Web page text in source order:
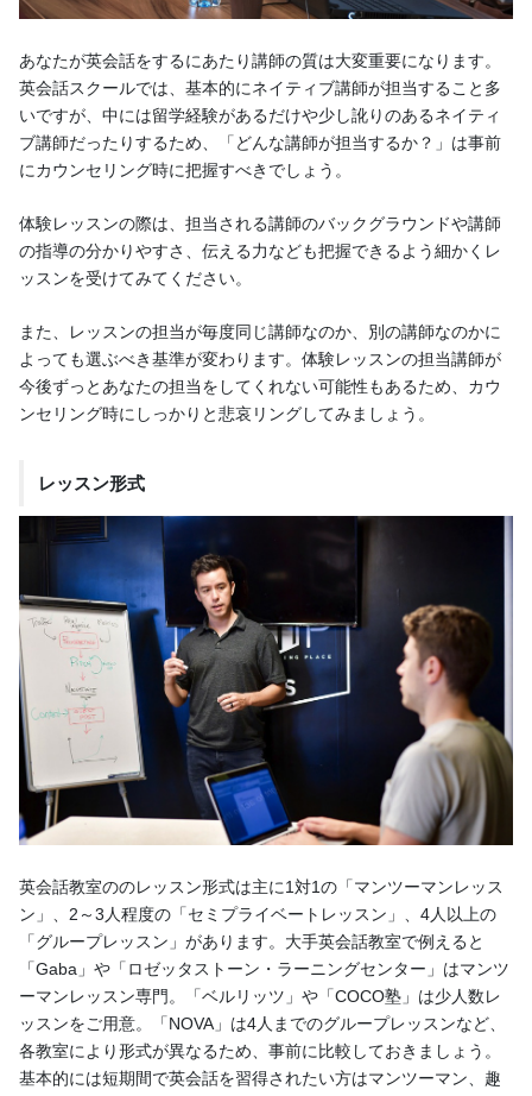
あなたが英会話をするにあたり講師の質は大変重要になります。
英会話スクールでは、基本的にネイティブ講師が担当すること多
いですが、中には留学経験があるだけや少し訛りのあるネイティ
ブ講師だったりするため、「どんな講師が担当するか？」は事前
にカウンセリング時に把握すべきでしょう。
体験レッスンの際は、担当される講師のバックグラウンドや講師
の指導の分かりやすさ、伝える力なども把握できるよう細かくレ
ッスンを受けてみてください。
また、レッスンの担当が毎度同じ講師なのか、別の講師なのかに
よっても選ぶべき基準が変わります。体験レッスンの担当講師が
今後ずっとあなたの担当をしてくれない可能性もあるため、カウ
ンセリング時にしっかりと悲哀リングしてみましょう。
レッスン形式
英会話教室ののレッスン形式は主に1対1の「マンツーマンレッス
ン」、2～3人程度の「セミプライベートレッスン」、4人以上の
「グループレッスン」があります。大手英会話教室で例えると
「Gaba」や「ロゼッタストーン・ラーニングセンター」はマンツ
ーマンレッスン専門。「ベルリッツ」や「COCO塾」は少人数レ
ッスンをご用意。「NOVA」は4人までのグループレッスンなど、
各教室により形式が異なるため、事前に比較しておきましょう。
基本的には短期間で英会話を習得されたい方はマンツーマン、趣